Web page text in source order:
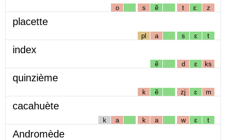
o s ẽ t ɛː z
placette
pl a s ɛ t
index
ẽ d ɛ ks
quinzième
k ẽ zj ɛ m
cacahuète
k a k a w ɛ t
Andromède